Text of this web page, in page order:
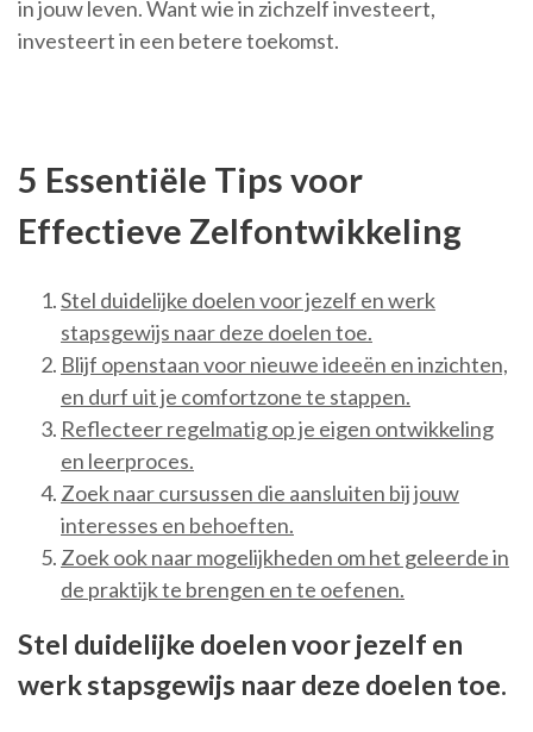
in jouw leven. Want wie in zichzelf investeert,
investeert in een betere toekomst.
5 Essentiële Tips voor
Effectieve Zelfontwikkeling
Stel duidelijke doelen voor jezelf en werk
stapsgewijs naar deze doelen toe.
Blijf openstaan voor nieuwe ideeën en inzichten,
en durf uit je comfortzone te stappen.
Reflecteer regelmatig op je eigen ontwikkeling
en leerproces.
Zoek naar cursussen die aansluiten bij jouw
interesses en behoeften.
Zoek ook naar mogelijkheden om het geleerde in
de praktijk te brengen en te oefenen.
Stel duidelijke doelen voor jezelf en
werk stapsgewijs naar deze doelen toe.